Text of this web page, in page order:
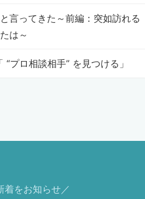
言ってきた～前編：突如訪れる
は～
ロ相談相手” を見つける」
着をお知らせ／